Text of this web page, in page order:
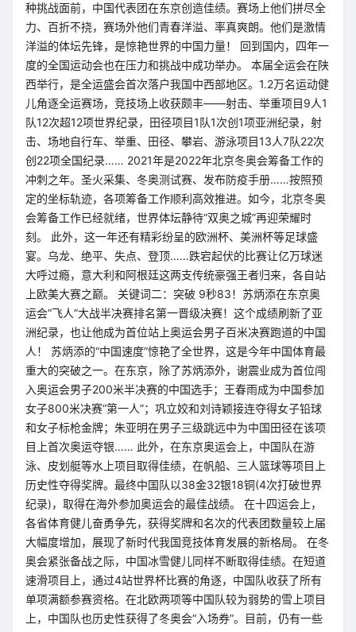
种挑战面前，中国代表团在东京创造佳绩。赛场上他们拼尽全
力、百折不挠，赛场外他们青春洋溢、率真爽朗。他们是激情
洋溢的体坛先锋，是惊艳世界的中国力量！ 回到国内，四年一
度的全国运动会也在压力和挑战中成功举办。 本届全运会在陕
西举行，是全运盛会首次落户我国中西部地区。1.2万名运动健
儿角逐全运赛场，竞技场上收获颇丰——射击、举重项目9人1
队12次超12项世界纪录，田径项目1队1次创1项亚洲纪录，射
击、场地自行车、举重、田径、攀岩、游泳项目13人7队22次
创22项全国纪录…… 2021年是2022年北京冬奥会筹备工作的
冲刺之年。圣火采集、冬奥测试赛、发布防疫手册……按照预
定的坐标轨迹，各项筹备工作顺利高效推进。如今，北京冬奥
会筹备工作已经就绪，世界体坛静待“双奥之城”再迎荣耀时
刻。 此外，这一年还有精彩纷呈的欧洲杯、美洲杯等足球盛
宴。乌龙、绝平、失点、登顶……跌宕起伏的比赛让亿万球迷
大呼过瘾，意大利和阿根廷这两支传统豪强王者归来，各自站
上欧美大赛之巅。 关键词二：突破 9秒83！苏炳添在东京奥
运会“飞人”大战半决赛排名第一晋级决赛！这个成绩刷新了亚
洲纪录，也让他成为首位站上奥运会男子百米决赛跑道的中国
人！ 苏炳添的“中国速度”惊艳了全世界，这是今年中国体育最
重大的突破之一。在东京，除了苏炳添外，谢震业成为首位闯
入奥运会男子200米半决赛的中国选手；王春雨成为中国参加
女子800米决赛“第一人”；巩立姣和刘诗颖接连夺得女子铅球
和女子标枪金牌；朱亚明在男子三级跳远中为中国田径在该项
目上首次奥运夺银…… 此外，在东京奥运会上，中国队在游
泳、皮划艇等水上项目取得佳绩，在帆船、三人篮球等项目上
历史性夺得奖牌。最终中国队以38金32银18铜(4次打破世界
纪录)，取得在海外参加奥运会的最佳战绩。 在十四运会上，
各省体育健儿奋勇争先，获得奖牌和名次的代表团数量较上届
大幅度增加，展现了新时代我国竞技体育发展的新格局。 在冬
奥会紧张备战之际，中国冰雪健儿同样不断取得佳绩。在短道
速滑项目上，通过4站世界杯比赛的角逐，中国队收获了所有
单项满额参赛资格。在北欧两项等中国队较为弱势的雪上项目
上，中国队也历史性获得了冬奥会“入场券”。目前，仍有一些